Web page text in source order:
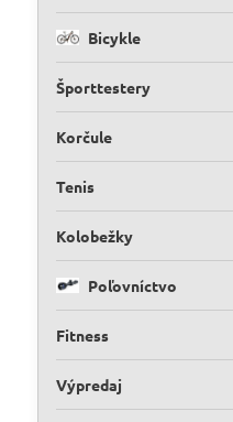
Bicykle
Športtestery
Korčule
Tenis
Kolobežky
Poľovníctvo
Fitness
Výpredaj